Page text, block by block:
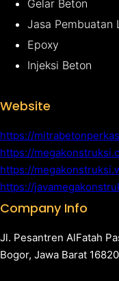
Gelar Beton
Jasa Pembuatan
Epoxy
Injeksi Beton
Website
https://
https://
https://
https://
Company Info
Jl. Pesantren AlFatah
Bogor, Jawa Barat 16820